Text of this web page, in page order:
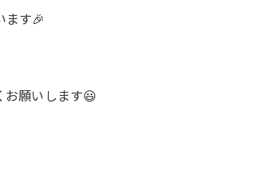
ます🎉
願いします😃